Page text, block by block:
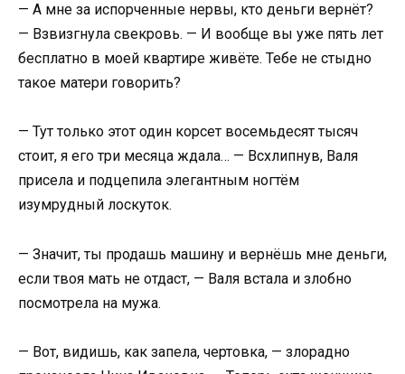
— А мне за испорченные нервы, кто деньги вернёт?
— Взвизгнула свекровь. — И вообще вы уже пять лет
бесплатно в моей квартире живёте. Тебе не стыдно
такое матери говорить?
— Тут только этот один корсет восемьдесят тысяч
стоит, я его три месяца ждала… — Всхлипнув, Валя
присела и подцепила элегантным ногтём
изумрудный лоскуток.
— Значит, ты продашь машину и вернёшь мне деньги,
если твоя мать не отдаст, — Валя встала и злобно
посмотрела на мужа.
— Вот, видишь, как запела, чертовка, — злорадно